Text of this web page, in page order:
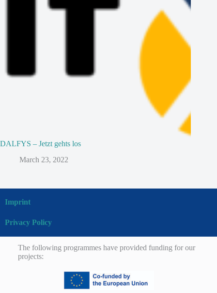
DALFYS – Jetzt gehts los
March 23, 2022
Imprint
Privacy Policy
The following programmes have provided funding for our
projects: